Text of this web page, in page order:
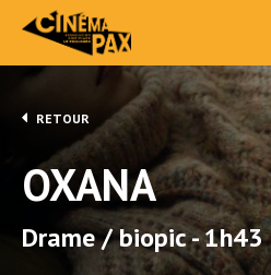
RETOUR
OXANA
Drame / biopic - 1h43